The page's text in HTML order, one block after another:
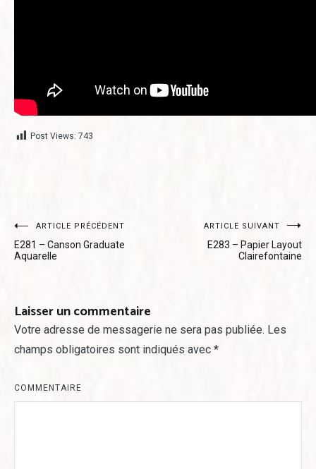
Post Views: 743
Navigation
de
ARTICLE PRÉCÉDENT
E281 – Canson Graduate
Aquarelle
ARTICLE SUIVANT
E283 – Papier Layout
Clairefontaine
Laisser un commentaire
Votre adresse de messagerie ne sera pas publiée. Les
champs obligatoires sont indiqués avec *
COMMENTAIRE